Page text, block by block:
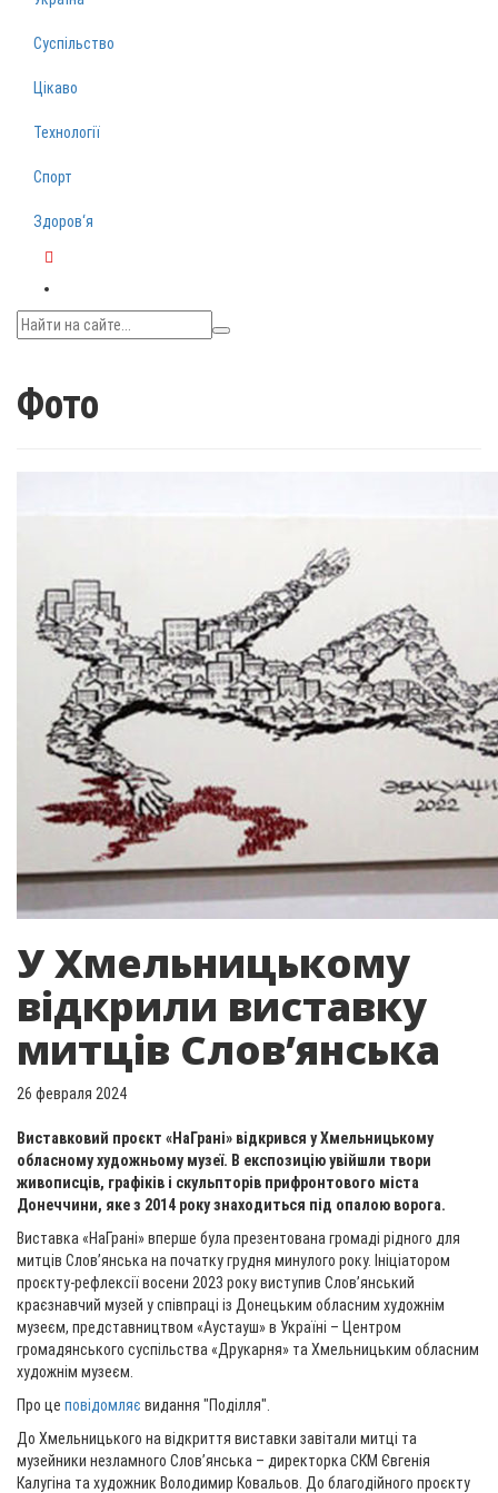
Суспільство
Цікаво
Технології
Спорт
Здоров‘я
Фото
У Хмельницькому
відкрили виставку
митців Слов’янська
26 февраля 2024
Виставковий проєкт «НаГрані» відкрився у Хмельницькому
обласному художньому музеї. В експозицію увійшли твори
живописців, графіків і скульпторів прифронтового міста
Донеччини, яке з 2014 року знаходиться під опалою ворога.
Виставка «НаГрані» вперше була презентована громаді рідного для
митців Слов’янська на початку грудня минулого року. Ініціатором
проєкту-рефлексії восени 2023 року виступив Слов’янський
краєзнавчий музей у співпраці із Донецьким обласним художнім
музеєм, представництвом «Аустауш» в Україні – Центром
громадянського суспільства «Друкарня» та Хмельницьким обласним
художнім музеєм.
Про це повідомляє видання "Поділля".
До Хмельницького на відкриття виставки завітали митці та
музейники незламного Слов’янська – директорка СКМ Євгенія
Калугіна та художник Володимир Ковальов. До благодійного проєкту